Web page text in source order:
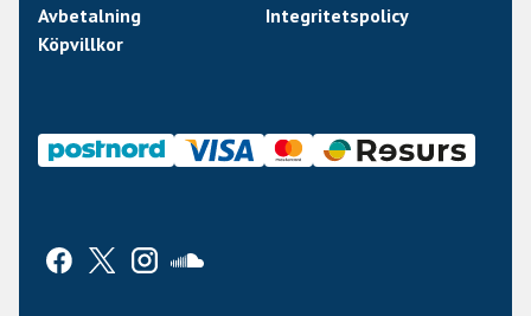
Avbetalning
Integritetspolicy
Köpvillkor